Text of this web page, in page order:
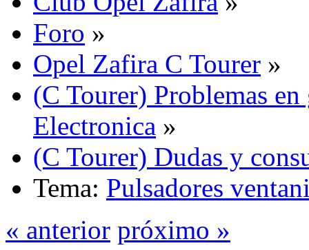
Foro »
Opel Zafira C Tourer »
(C Tourer) Problemas
Electronica »
(C Tourer) Dudas y
Tema: Pulsadores
« anterior próximo »